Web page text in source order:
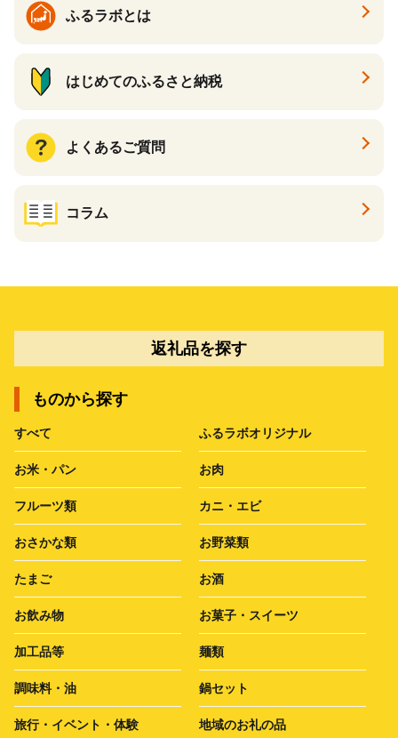
ふるラボとは
はじめてのふるさと納税
よくあるご質問
コラム
返礼品を探す
ものから探す
すべて ふるラボオリジナル
お米・パン お肉
フルーツ類 カニ・エビ
おさかな類 お野菜類
たまご お酒
お飲み物 お菓子・スイーツ
加工品等 麺類
調味料・油 鍋セット
旅行・イベント・体験 地域のお礼の品